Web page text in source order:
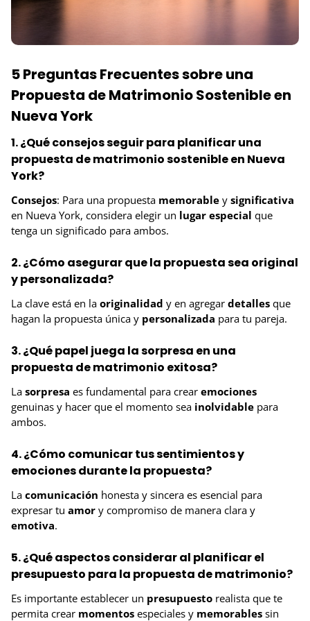
5 Preguntas Frecuentes sobre una
Propuesta de Matrimonio Sostenible en
Nueva York
1. ¿Qué consejos seguir para planificar una
propuesta de matrimonio sostenible en Nueva
York?
Consejos: Para una propuesta memorable y significativa
en Nueva York, considera elegir un lugar especial que
tenga un significado para ambos.
2. ¿Cómo asegurar que la propuesta sea original
y personalizada?
La clave está en la originalidad y en agregar detalles que
hagan la propuesta única y personalizada para tu pareja.
3. ¿Qué papel juega la sorpresa en una
propuesta de matrimonio exitosa?
La sorpresa es fundamental para crear emociones
genuinas y hacer que el momento sea inolvidable para
ambos.
4. ¿Cómo comunicar tus sentimientos y
emociones durante la propuesta?
La comunicación honesta y sincera es esencial para
expresar tu amor y compromiso de manera clara y
emotiva.
5. ¿Qué aspectos considerar al planificar el
presupuesto para la propuesta de matrimonio?
Es importante establecer un presupuesto realista que te
permita crear momentos especiales y memorables sin